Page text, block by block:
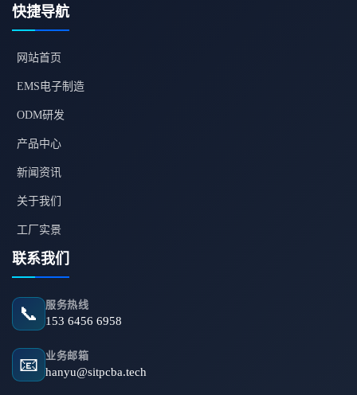
快捷导航
网站首页
EMS电子制造
ODM研发
产品中心
新闻资讯
关于我们
工厂实景
联系我们
📞 服务热线
153 6456 6958
📧 业务邮箱
hanyu@sitpcba.tech